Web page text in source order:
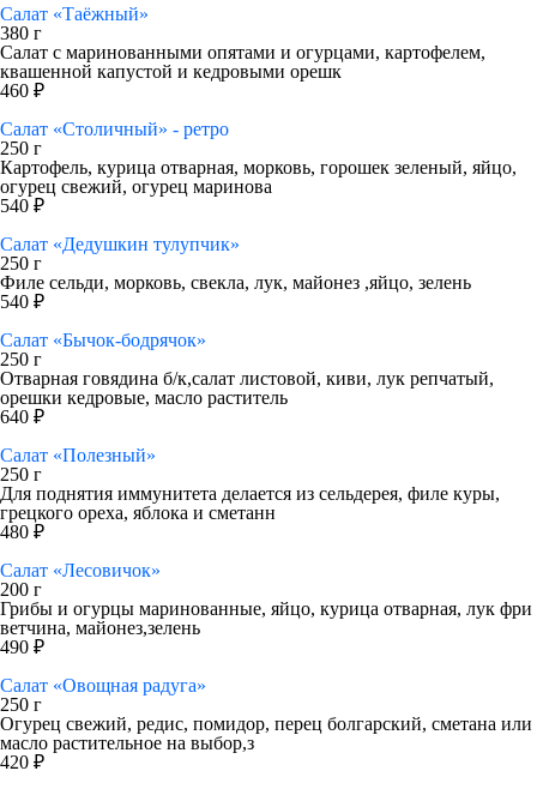
Салат «Таёжный»
380 г
Салат с маринованными опятами и огурцами, картофелем,
квашенной капустой и кедровыми орешк
460 ₽
Салат «Столичный» - ретро
250 г
Картофель, курица отварная, морковь, горошек зеленый, яйцо,
огурец свежий, огурец маринова
540 ₽
Салат «Дедушкин тулупчик»
250 г
Филе сельди, морковь, свекла, лук, майонез ,яйцо, зелень
540 ₽
Салат «Бычок-бодрячок»
250 г
Отварная говядина б/к,салат листовой, киви, лук репчатый,
орешки кедровые, масло раститель
640 ₽
Салат «Полезный»
250 г
Для поднятия иммунитета делается из сельдерея, филе куры,
грецкого ореха, яблока и сметанн
480 ₽
Салат «Лесовичок»
200 г
Грибы и огурцы маринованные, яйцо, курица отварная, лук фри
ветчина, майонез,зелень
490 ₽
Салат «Овощная радуга»
250 г
Огурец свежий, редис, помидор, перец болгарский, сметана или
масло растительное на выбор,з
420 ₽